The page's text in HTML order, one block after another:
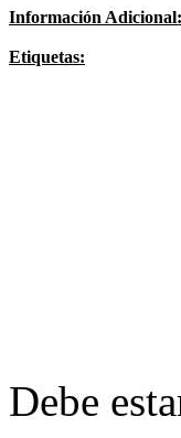
Información Adicional:
Etiquetas:
Debe